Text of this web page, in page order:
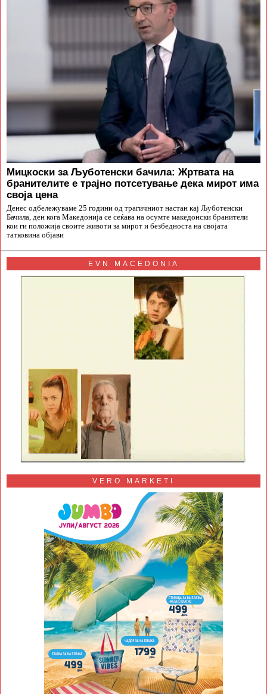
Мицкоски за Љуботенски бачила: Жртвата на
бранителите е трајно потсетување дека мирот има
своја цена
Денес одбележуваме 25 години од трагичниот настан кај Љуботенски
Бачила, ден кога Македонија се сеќава на осумте македонски бранители
кои ги положија своите животи за мирот и безбедноста на својата
татковина објави
EVN MACEDONIA
VERO MARKETI